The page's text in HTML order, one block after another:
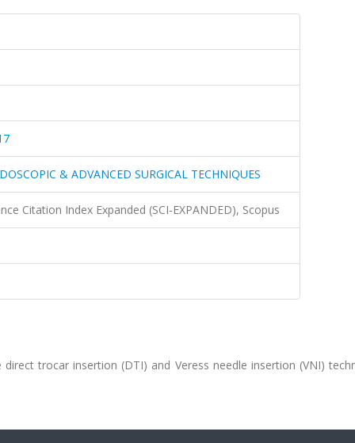
& ADVANCED SURGICAL TECHNIQUES
Citation Index Expanded (SCI-EXPANDED), Scopus
trocar insertion (DTI) and Veress needle insertion (VNI)